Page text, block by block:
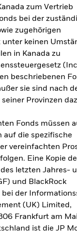
zum Vertrieb
bei der
zugehörigen
unter keinen
in Kanada zu
beschriebenen
sie sind nach
Provinzen
Fonds müssen
auf die spezifische
vereinfachten
Eine Kopie
letzten Jahres-
und BlackRock
der
(UK) Limited,
Frankfurt am
ist die JP